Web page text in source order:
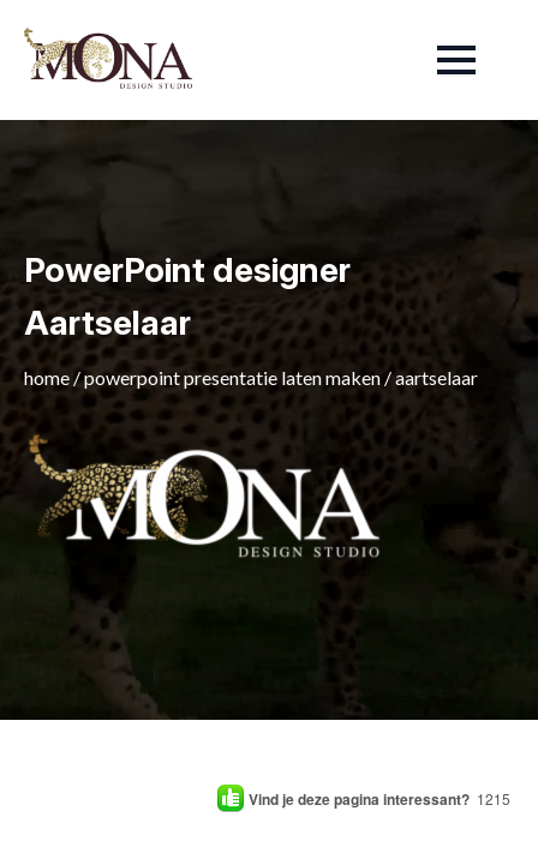
PowerPoint designer
Aartselaar
home /powerpoint presentatie laten maken /aartselaar
Vind je deze pagina interessant? 1215